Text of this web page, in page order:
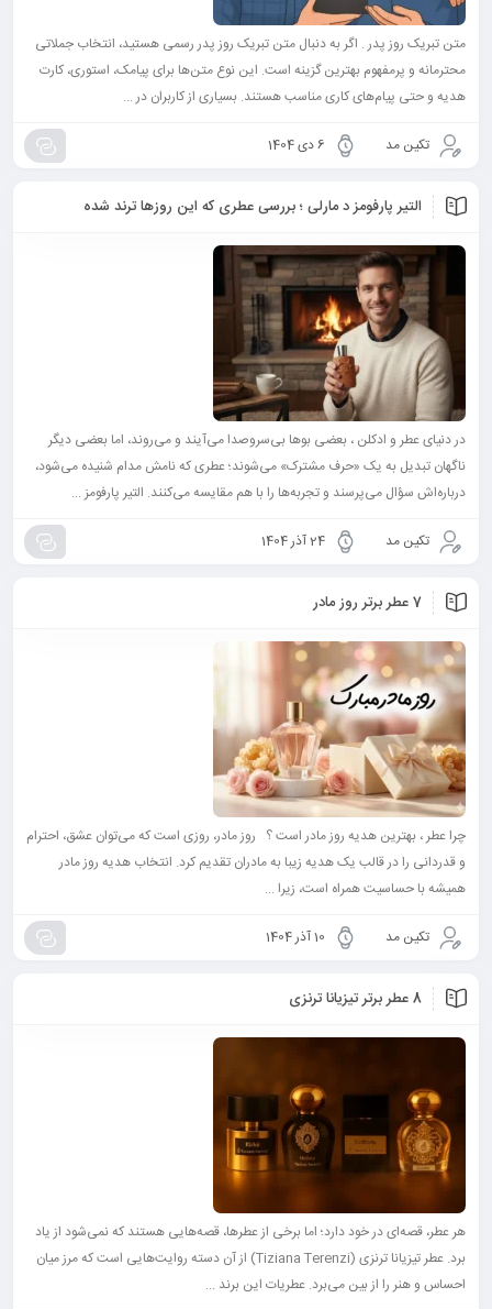
متن تبریک روز پدر . اگر به دنبال متن تبریک روز پدر رسمی هستید، انتخاب جملاتی
محترمانه و پرمفهوم بهترین گزینه است. این نوع متن‌ها برای پیامک، استوری، کارت
هدیه و حتی پیام‌های کاری مناسب هستند. بسیاری از کاربران در ...
تکین مد 6 دی 1404
التیر پارفومز د مارلی ؛ بررسی عطری که این روزها ترند شده
در دنیای عطر و ادکلن ، بعضی بوها بی‌سروصدا می‌آیند و می‌روند، اما بعضی دیگر
ناگهان تبدیل به یک «حرف مشترک» می‌شوند؛ عطری که نامش مدام شنیده می‌شود،
درباره‌اش سؤال می‌پرسند و تجربه‌ها را با هم مقایسه می‌کنند. التیر پارفومز ...
تکین مد 24 آذر 1404
7 عطر برتر روز مادر
چرا عطر ، بهترین هدیه روز مادر است ؟ روز مادر، روزی است که می‌توان عشق، احترام
و قدردانی را در قالب یک هدیه زیبا به مادران تقدیم کرد. انتخاب هدیه روز مادر
همیشه با حساسیت همراه است، زیرا ...
تکین مد 10 آذر 1404
8 عطر برتر تیزیانا ترنزی
هر عطر، قصه‌ای در خود دارد؛ اما برخی از عطرها، قصه‌هایی هستند که نمی‌شود از یاد
برد. عطر تیزیانا ترنزی (Tiziana Terenzi) از آن دسته روایت‌هایی است که مرز میان
احساس و هنر را از بین می‌برد. عطریات این برند ...